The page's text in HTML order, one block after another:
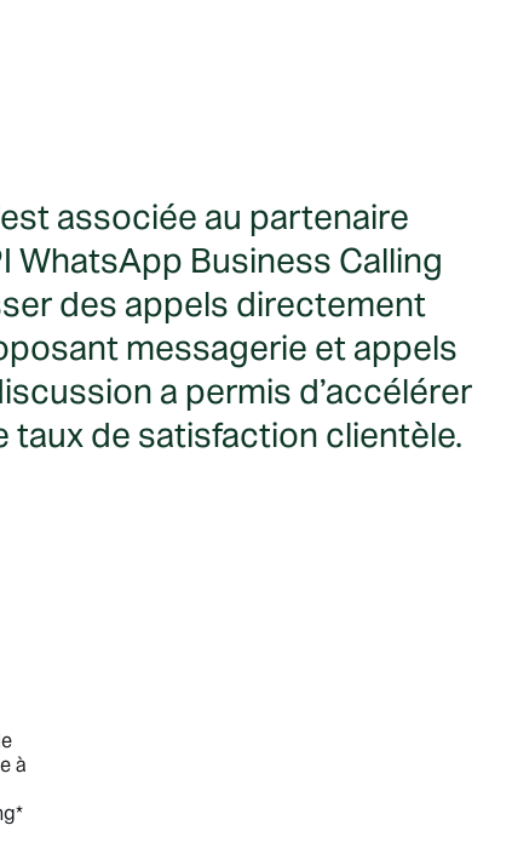
associée au partenaire
WhatsApp Business Calling
des appels directement
messagerie et appels
a permis d’accélérer
taux de satisfaction clientèle.
à